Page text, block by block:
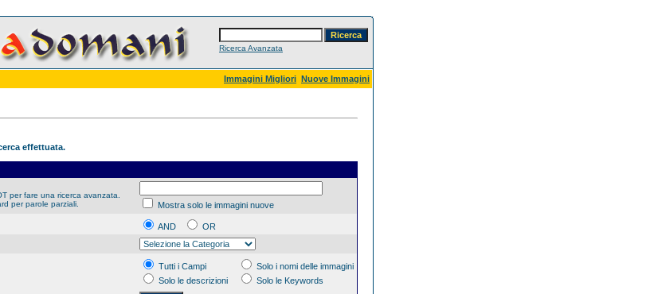
Ricerca Avanzata
Immagini Migliori Nuove Immagini
effettuata.
per fare una ricerca avanzata.
per parole parziali.
Mostra solo le immagini nuove
AND
OR
Tutti i Campi
Solo i nomi delle immagini
Solo le descrizioni
Solo le Keywords